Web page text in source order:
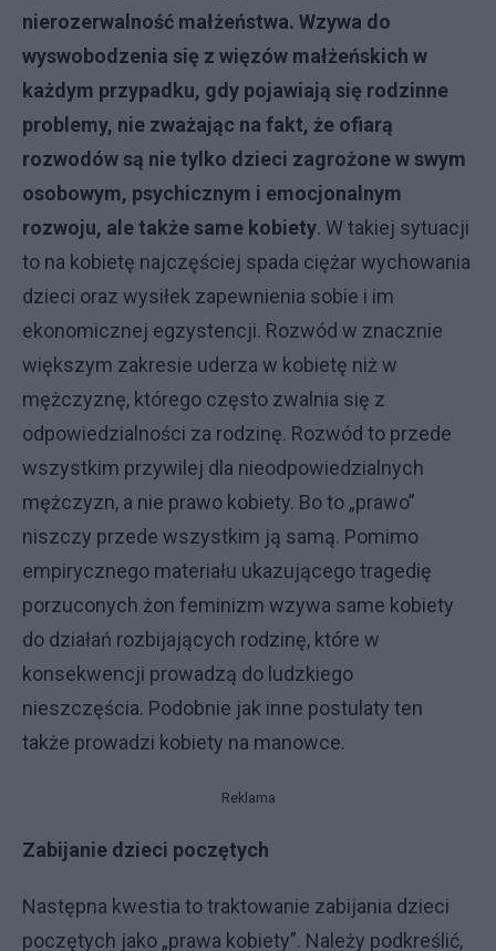
nierozerwalność małżeństwa. Wzywa do
wyswobodzenia się z więzów małżeńskich w
każdym przypadku, gdy pojawiają się rodzinne
problemy, nie zważając na fakt, że ofiarą
rozwodów są nie tylko dzieci zagrożone w swym
osobowym, psychicznym i emocjonalnym
rozwoju, ale także same kobiety. W takiej sytuacji
to na kobietę najczęściej spada ciężar wychowania
dzieci oraz wysiłek zapewnienia sobie i im
ekonomicznej egzystencji. Rozwód w znacznie
większym zakresie uderza w kobietę niż w
mężczyznę, którego często zwalnia się z
odpowiedzialności za rodzinę. Rozwód to przede
wszystkim przywilej dla nieodpowiedzialnych
mężczyzn, a nie prawo kobiety. Bo to „prawo”
niszczy przede wszystkim ją samą. Pomimo
empirycznego materiału ukazującego tragedię
porzuconych żon feminizm wzywa same kobiety
do działań rozbijających rodzinę, które w
konsekwencji prowadzą do ludzkiego
nieszczęścia. Podobnie jak inne postulaty ten
także prowadzi kobiety na manowce.
Reklama
Zabijanie dzieci poczętych
Następna kwestia to traktowanie zabijania dzieci
poczętych jako „prawa kobiety”. Należy podkreślić,